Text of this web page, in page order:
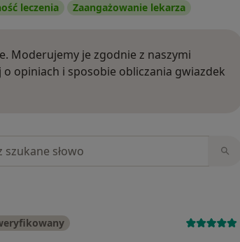
leczenia Zaangażowanie lekarza
Moderujemy je zgodnie z naszymi
opiniach i sposobie obliczania gwiazdek
w opiniach